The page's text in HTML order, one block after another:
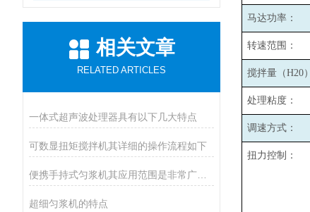
相关文章
RELATED ARTICLES
一体式超声波处理器具有以下几大特点
可数显扭矩搅拌机其详细的操作流程如下
超细匀浆机的特点
马达功率：
转速范围：
搅拌量（H20
处理粘度：
调速方式：
扭力控制：